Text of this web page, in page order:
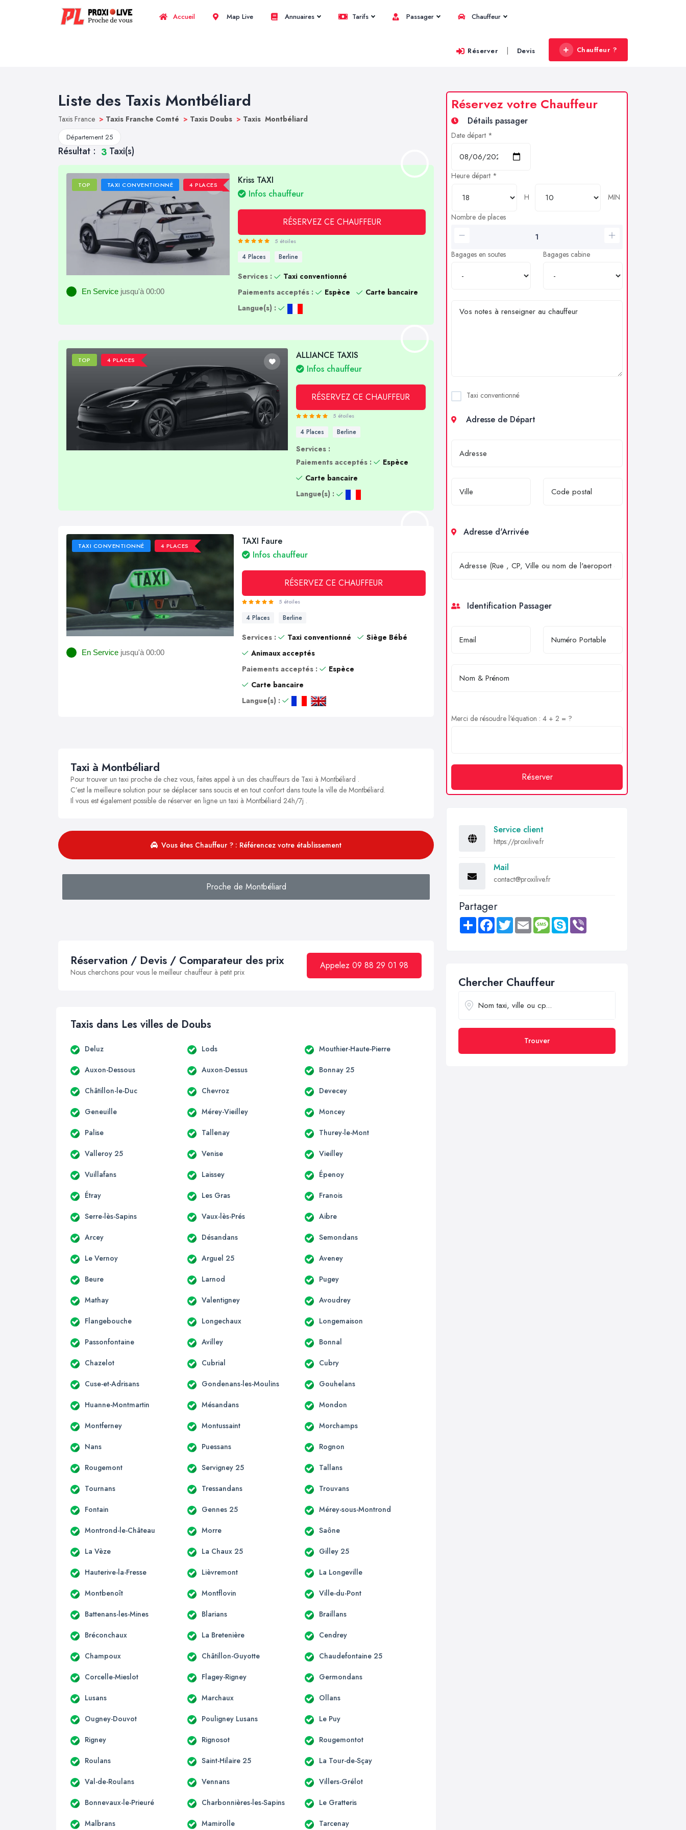
Accueil Map Live Annuaires Tarifs Passager Chauffeur
Réserver | Devis Chauffeur ?
Liste des Taxis Montbéliard
Taxis France > Taxis Franche Comté > Taxis Doubs > Taxis Montbéliard
Département 25
Résultat : 3 Taxi(s)
TOP TAXI CONVENTIONNÉ 4 PLACES
En Service jusqu'à 00:00
Kriss TAXI
Infos chauffeur
RÉSERVEZ CE CHAUFFEUR
5 étoiles
4 Places Berline
Services :
Taxi conventionné
Paiements acceptés :
Espèce
Carte bancaire
Langue(s) :
TOP 4 PLACES
ALLIANCE TAXIS
Infos chauffeur
RÉSERVEZ CE CHAUFFEUR
5 étoiles
4 Places Berline
Services :
Paiements acceptés :
Espèce
Carte bancaire
Langue(s) :
TAXI CONVENTIONNÉ 4 PLACES
En Service jusqu'à 00:00
TAXI Faure
Infos chauffeur
RÉSERVEZ CE CHAUFFEUR
5 étoiles
4 Places Berline
Services : Taxi conventionné
Siège Bébé
Animaux acceptés
Paiements acceptés :
Espèce
Carte bancaire
Langue(s) :
Taxi à Montbéliard
Pour trouver un taxi proche de chez vous, faites appel à un des chauffeurs de Taxi à Montbéliard .
C’est la meilleure solution pour se déplacer sans soucis et en tout confort dans toute la ville de Montbéliard.
Il vous est également possible de réserver en ligne un taxi à Montbéliard 24h/7j .
Vous êtes Chauffeur ? : Référencez votre établissement
Proche de Montbéliard
Réservation / Devis / Comparateur des prix
Nous cherchons pour vous le meilleur chauffeur à petit prix
Appelez 09 88 29 01 98
Taxis dans Les villes de Doubs
Deluz Lods Mouthier-Haute-Pierre
Auxon-Dessous Auxon-Dessus Bonnay 25
Châtillon-le-Duc Chevroz Devecey
Geneuille Mérey-Vieilley Moncey
Palise Tallenay Thurey-le-Mont
Valleroy 25 Venise Vieilley
Vuillafans Laissey Épenoy
Étray Les Gras Franois
Serre-lès-Sapins Vaux-lès-Prés Aibre
Arcey Désandans Semondans
Le Vernoy Arguel 25 Aveney
Beure Larnod Pugey
Mathay Valentigney Avoudrey
Flangebouche Longechaux Longemaison
Passonfontaine Avilley Bonnal
Chazelot Cubrial Cubry
Cuse-et-Adrisans Gondenans-les-Moulins Gouhelans
Huanne-Montmartin Mésandans Mondon
Montferney Montussaint Morchamps
Nans Puessans Rognon
Rougemont Servigney 25 Tallans
Tournans Tressandans Trouvans
Fontain Gennes 25 Mérey-sous-Montrond
Montrond-le-Château Morre Saône
La Vèze La Chaux 25 Gilley 25
Hauterive-la-Fresse Lièvremont La Longeville
Montbenoît Montflovin Ville-du-Pont
Battenans-les-Mines Blarians Braillans
Bréconchaux La Bretenière Cendrey
Champoux Châtillon-Guyotte Chaudefontaine 25
Corcelle-Mieslot Flagey-Rigney Germondans
Lusans Marchaux Ollans
Ougney-Douvot Pouligney Lusans Le Puy
Rigney Rignosot Rougemontot
Roulans Saint-Hilaire 25 La Tour-de-Sçay
Val-de-Roulans Vennans Villers-Grélot
Bonnevaux-le-Prieuré Charbonnières-les-Sapins Le Gratteris
Malbrans Mamirolle Tarcenay
Réservez votre Chauffeur
Détails passager
Date départ *
Heure départ *
H
MIN
Nombre de places
Bagages en soutes Bagages cabine
Taxi conventionné
Adresse de Départ
Adresse d'Arrivée
Identification Passager
Merci de résoudre l'équation : 4 + 2 = ?
Réserver
Service client
https://proxilive.fr
Mail
contact@proxilive.fr
Partager
Share FacebookTwitter Email MessageSkype
Chercher Chauffeur
Trouver